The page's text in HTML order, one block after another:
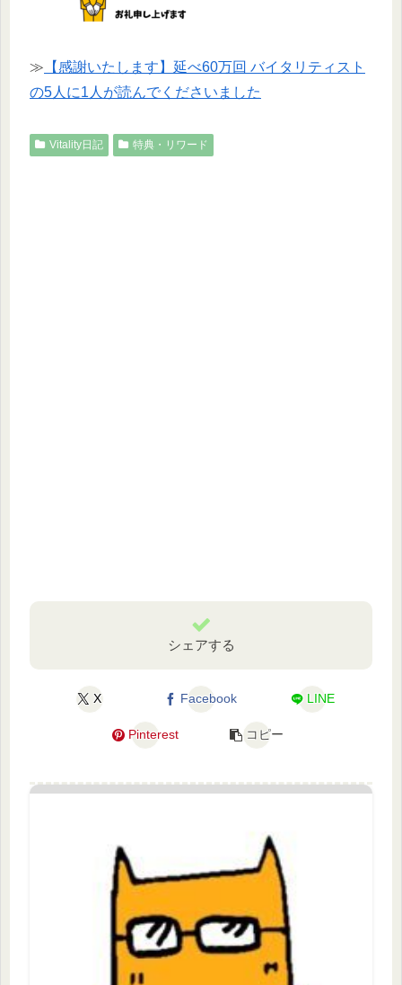
≫ 【感謝いたします】延べ60万回 バイタリティスト
の5人に1人が読んでくださいました
Vitality日記 特典・リワード
シェアする
X Facebook LINE
Pinterest コピー